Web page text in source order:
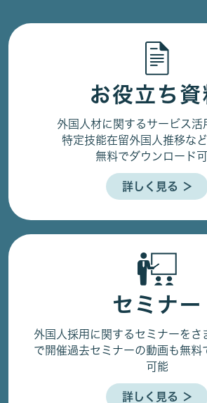
お役立ち資
外国人材に関するサービス活
特定技能在留外国人推移な
無料でダウンロード
詳しく見る ＞
セミナー
外国人採用に関するセミナーをさ
で開催過去セミナーの動画も無料
可能
詳しく見る ＞